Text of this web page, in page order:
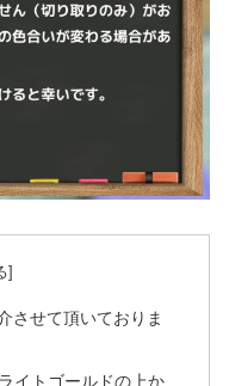
させて頂いておりま
イトゴールドの上か